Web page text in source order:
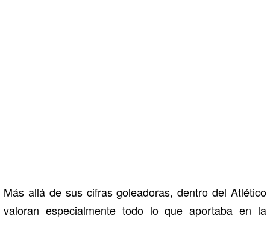
Más allá de sus cifras goleadoras, dentro del Atlético
valoran especialmente todo lo que aportaba en la